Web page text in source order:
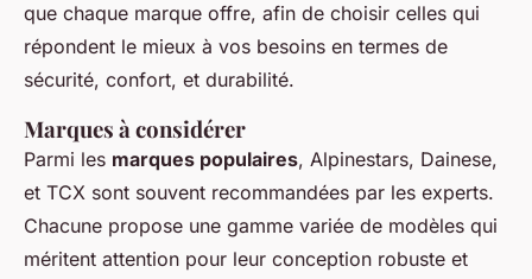
que chaque marque offre, afin de choisir celles qui
répondent le mieux à vos besoins en termes de
sécurité, confort, et durabilité.
Marques à considérer
Parmi les marques populaires, Alpinestars, Dainese,
et TCX sont souvent recommandées par les experts.
Chacune propose une gamme variée de modèles qui
méritent attention pour leur conception robuste et